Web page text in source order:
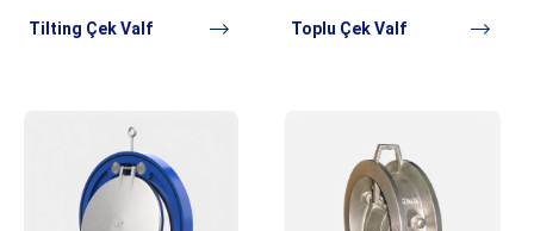
Tilting Çek Valf Toplu Çek Valf